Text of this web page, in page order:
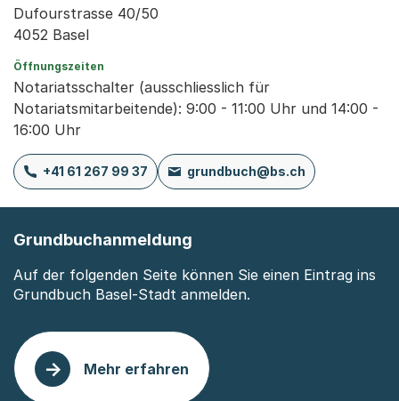
Dufourstrasse 40/50
4052 Basel
Öffnungszeiten
Notariatsschalter (ausschliesslich für
Notariatsmitarbeitende): 9:00 - 11:00 Uhr und 14:00 -
16:00 Uhr
+41 61 267 99 37 grundbuch@bs.ch
Grundbuchanmeldung
Auf der folgenden Seite können Sie einen Eintrag ins
Grundbuch Basel-Stadt anmelden.
Mehr erfahren
: Grundbuchanmeldung